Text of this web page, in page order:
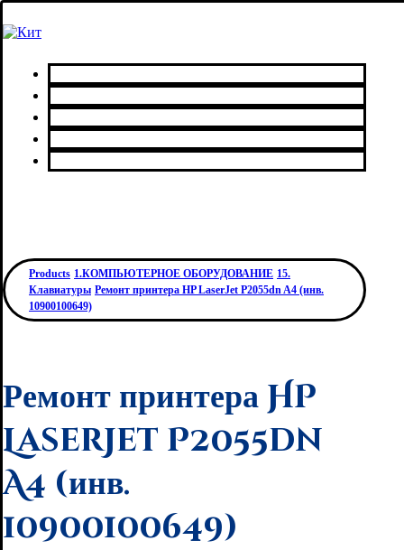
Products 1.КОМПЬЮТЕРНОЕ ОБОРУДОВАНИЕ 15.
Клавиатуры Ремонт принтера HP LaserJet P2055dn A4 (инв.
10900100649)
Ремонт принтера HP
LaserJet P2055dn
A4 (инв.
10900100649)